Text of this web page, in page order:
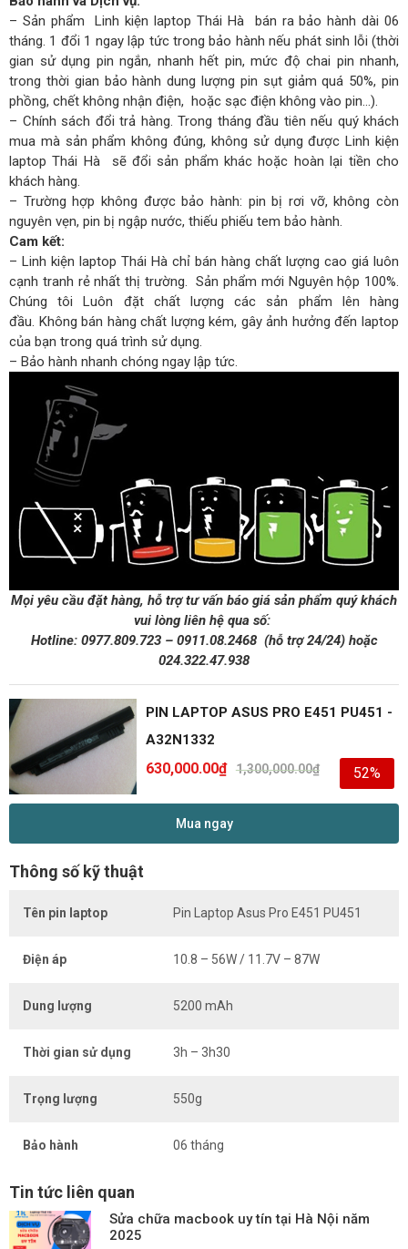
– Sản phẩm Linh kiện laptop Thái Hà bán ra bảo hành dài 06
tháng. 1 đổi 1 ngay lập tức trong bảo hành nếu phát sinh lỗi (thời
gian sử dụng pin ngắn, nhanh hết pin, mức độ chai pin nhanh,
trong thời gian bảo hành dung lượng pin sụt giảm quá 50%, pin
phồng, chết không nhận điện, hoặc sạc điện không vào pin…).
– Chính sách đổi trả hàng. Trong tháng đầu tiên nếu quý khách
mua mà sản phẩm không đúng, không sử dụng được Linh kiện
laptop Thái Hà sẽ đổi sản phẩm khác hoặc hoàn lại tiền cho
khách hàng.
– Trường hợp không được bảo hành: pin bị rơi vỡ, không còn
nguyên vẹn, pin bị ngập nước, thiếu phiếu tem bảo hành.
Cam kết:
– Linh kiện laptop Thái Hà chỉ bán hàng chất lượng cao giá luôn
cạnh tranh rẻ nhất thị trường. Sản phẩm mới Nguyên hộp 100%.
Chúng tôi Luôn đặt chất lượng các sản phẩm lên hàng
đầu. Không bán hàng chất lượng kém, gây ảnh hưởng đến laptop
của bạn trong quá trình sử dụng.
– Bảo hành nhanh chóng ngay lập tức.
Mọi yêu cầu đặt hàng, hỗ trợ tư vấn báo giá sản phẩm quý khách
vui lòng liên hệ qua số:
Hotline: 0977.809.723– 0911.08.2468 (hỗ trợ 24/24)hoặc
024.322.47.938
PIN LAPTOP ASUS PRO E451 PU451 -
A32N1332
1,300,000.00₫
630,000.00₫ 52%
Mua ngay
Thông số kỹ thuật
Tên pin laptop Pin Laptop Asus Pro E451 PU451
Điện áp 10.8 – 56W / 11.7V – 87W
Dung lượng 5200 mAh
Thời gian sử dụng 3h – 3h30
Trọng lượng 550g
Bảo hành 06 tháng
Tin tức liên quan
Sửa chữa macbook uy tín tại Hà Nội năm
2025